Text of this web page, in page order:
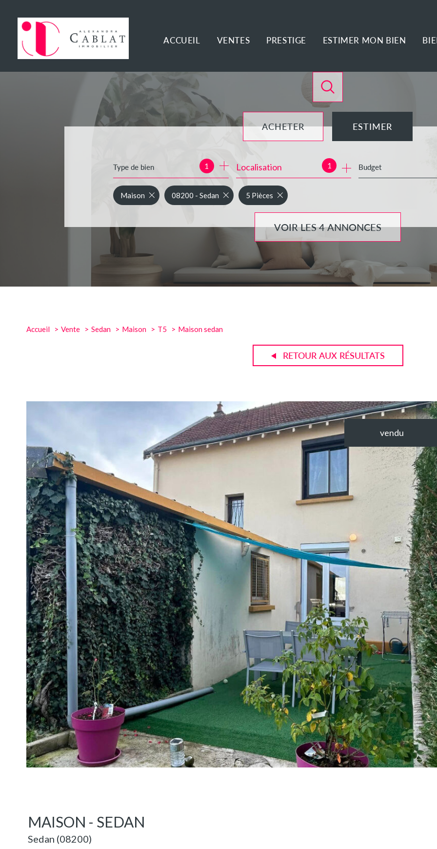
ACCUEIL VENTES PRESTIGE ESTIMER MON BIEN
ACHETER
de l'immo pro
ESTIMER
Type de bien 1 1
Localisation Budget
VOIR LES4ANNONCES
Maison 08200 - Sedan 5 Pièces
Accueil Vente Sedan Maison T5 Maison sedan
RETOUR AUX RÉSULTATS
vendu
MAISON - SEDAN
Sedan (08200)